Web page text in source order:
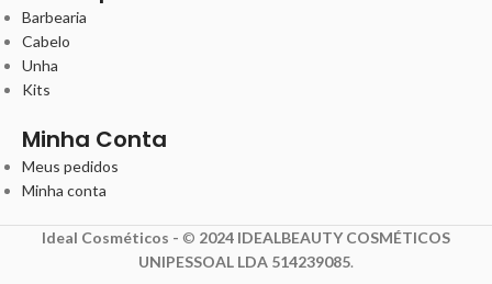
Barbearia
Cabelo
Unha
Kits
Minha Conta
Meus pedidos
Minha conta
Ideal Cosméticos - © 2024 IDEALBEAUTY COSMÉTICOS
UNIPESSOAL LDA 514239085.